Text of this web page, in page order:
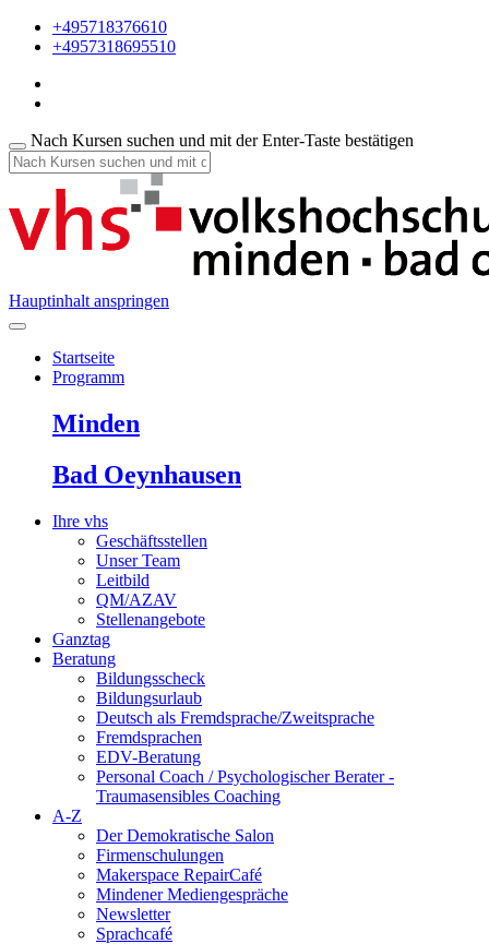
+495718376610
+4957318695510
Nach Kursen suchen und mit der Enter-Taste bestätigen
Hauptinhalt anspringen
Startseite
Programm
Minden
Bad Oeynhausen
Ihre vhs
Geschäftsstellen
Unser Team
Leitbild
QM/AZAV
Stellenangebote
Ganztag
Beratung
Bildungsscheck
Bildungsurlaub
Deutsch als Fremdsprache/Zweitsprache
Fremdsprachen
EDV-Beratung
Personal Coach / Psychologischer Berater -
Traumasensibles Coaching
A-Z
Der Demokratische Salon
Firmenschulungen
Makerspace RepairCafé
Mindener Mediengespräche
Newsletter
Sprachcafé